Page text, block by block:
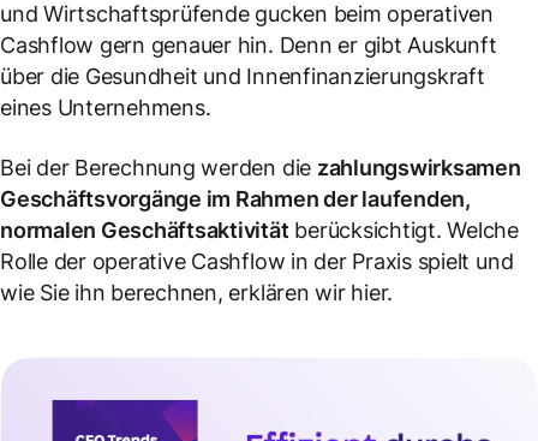
und Wirtschaftsprüfende gucken beim operativen
Cashflow gern genauer hin. Denn er gibt Auskunft
über die Gesundheit und Innenfinanzierungskraft
eines Unternehmens.
Bei der Berechnung werden die ​​ zahlungswirksamen
Geschäftsvorgänge im Rahmen der laufenden,
normalen Geschäftsaktivität berücksichtigt. Welche
Rolle der operative Cashflow in der Praxis spielt und
wie Sie ihn berechnen, erklären wir hier.